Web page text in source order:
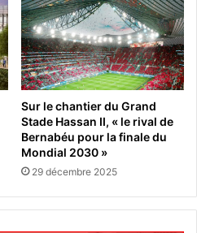
Sur le chantier du Grand
Stade Hassan II, « le rival de
Bernabéu pour la finale du
Mondial 2030 »
29 décembre 2025